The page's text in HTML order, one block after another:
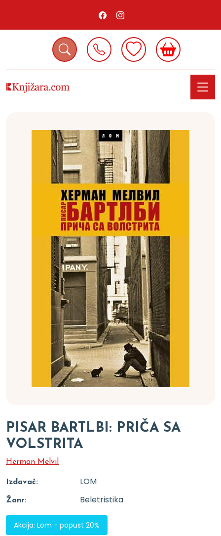
PISAR BARTLBI: PRIČA SA
VOLSTRITA
Herman Melvil
Izdavač: LOM
Žanr: Beletristika
Akcija: Lom - popust 20%